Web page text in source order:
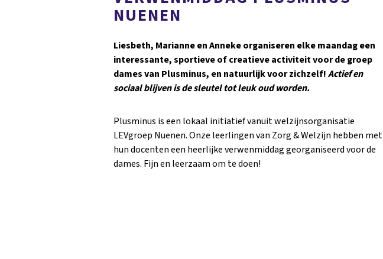
NUENEN
Liesbeth, Marianne en Anneke organiseren elke maandag een
interessante, sportieve of creatieve activiteit voor de groep
dames van Plusminus, en natuurlijk voor zichzelf!Actief en
sociaal blijven is de sleutel tot leuk oud worden.
Plusminus is een lokaal initiatief vanuit welzijnsorganisatie
LEVgroep Nuenen. Onze leerlingen van Zorg & Welzijn hebben met
hun docenten een heerlijke verwenmiddag georganiseerd voor de
dames. Fijn en leerzaam om te doen!